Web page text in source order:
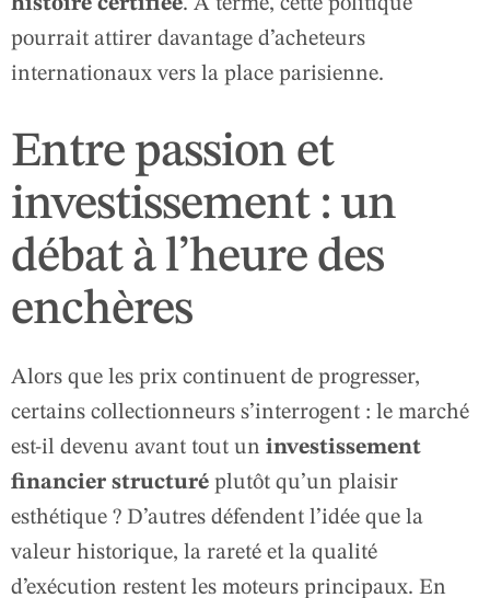
histoire certifiée. À terme, cette politique
pourrait attirer davantage d’acheteurs
internationaux vers la place parisienne.
Entre passion et
investissement : un
débat à l’heure des
enchères
Alors que les prix continuent de progresser,
certains collectionneurs s’interrogent : le marché
est‑il devenu avant tout un investissement
financier structuré plutôt qu’un plaisir
esthétique ? D’autres défendent l’idée que la
valeur historique, la rareté et la qualité
d’exécution restent les moteurs principaux. En